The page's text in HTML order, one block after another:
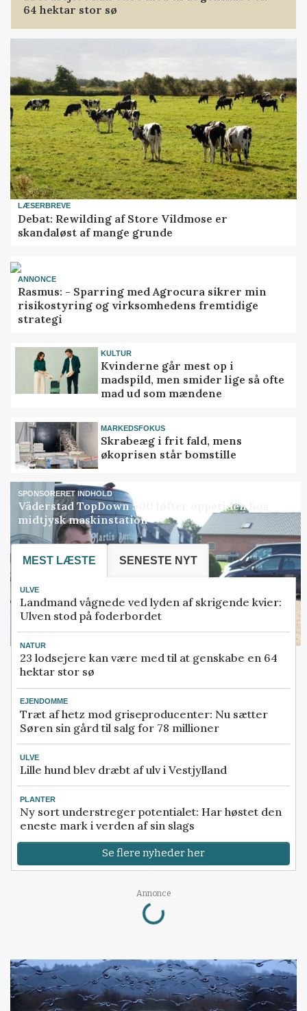
64 hektar stor sø
LÆSERBREVE
Debat: Rewilding af Store Vildmose er
skandaløst af mange grunde
ANNONCE
Rasmus: - Sparring med Agrocura sikrer min
risikostyring og virksomhedens fremtidige
strategi
KULTUR
Kvinderne går mest op i
madspild, men smider lige så ofte
mad ud som mændene
MARKEDSFOKUS
Skrabeæg i frit fald, mens
økoprisen står bomstille
SPONSORERET INDHOLD
Väderstad TopDown 500 løfter oppetiden hos
midtjysk maskinstation
MEST LÆSTE SENESTE NYT
ULVE
Landmand vågnede ved lyden af skrigende kvier:
Ulven stod på foderbordet
NATUR
23 lodsejere kan være med til at genskabe en 64
hektar stor sø
EJENDOMME
Træt af hetz mod griseproducenter: Nu sætter
Søren sin gård til salg for 78 millioner
ULVE
Lille hund blev dræbt af ulv i Vestjylland
PLANTER
Ny sort understreger potentialet: Har høstet den
eneste mark i verden af sin slags
Se flere nyheder her
Annonce
Loading...